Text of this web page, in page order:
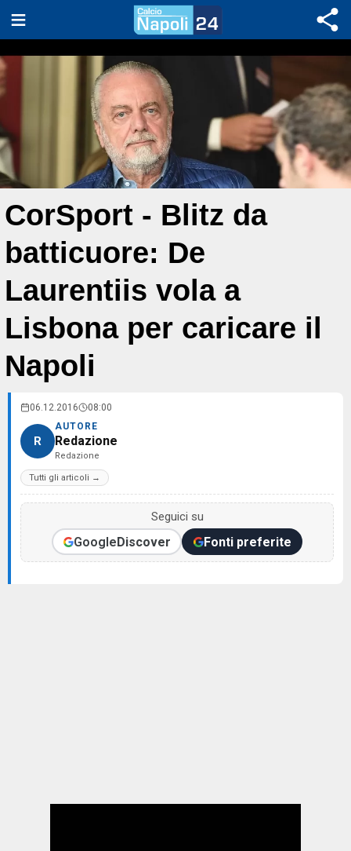
CorSport - Blitz da
batticuore: De
Laurentiis vola a
Lisbona per caricare il
Napoli
06.12.2016 08:00
R
AUTORE
Redazione
Redazione
Tutti gli articoli →
Seguici su
GoogleDiscover Fonti preferite